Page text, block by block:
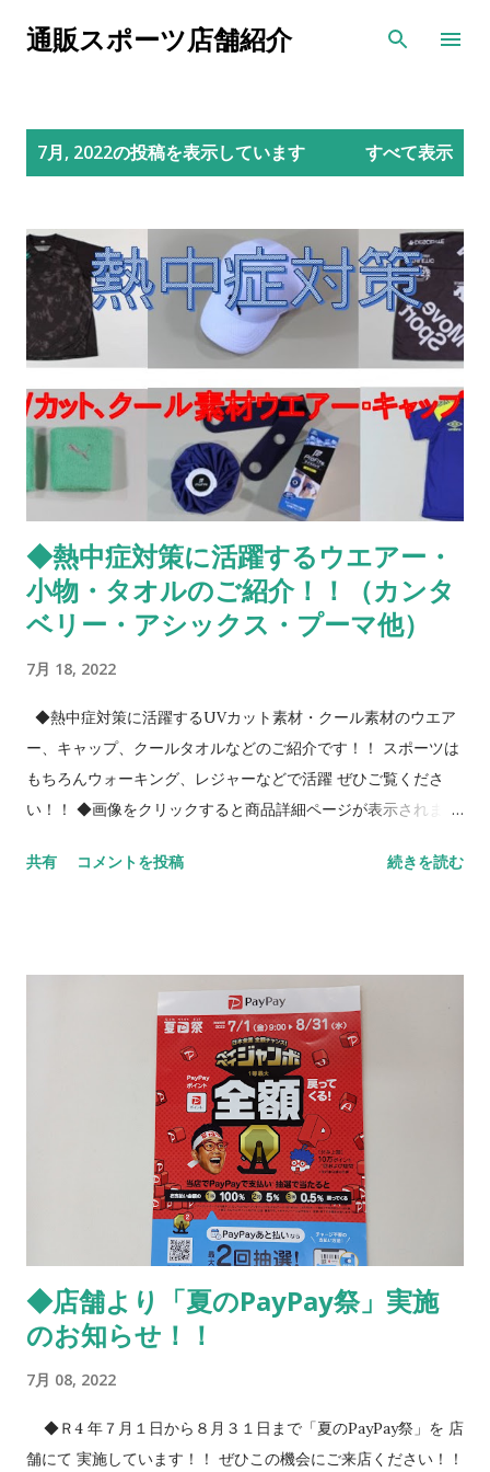
スキップしてメイン コンテンツに移動
通販スポーツ店舗紹介
7月, 2022の投稿を表示しています すべて表示
◆熱中症対策に活躍するウエアー・
小物・タオルのご紹介！！（カンタ
ベリー・アシックス・プーマ他）
7月 18, 2022
◆熱中症対策に活躍するUVカット素材・クール素材のウエア
ー、キャップ、クールタオルなどのご紹介です！！ スポーツは
もちろんウォーキング、レジャーなどで活躍 ぜひご覧くださ
い！！ ◆画像をクリックすると商品詳細ページが表示されます
います。ご了承ください ◆店舗・ネットショップ・外商で販売
を心がけ外に出る際は日傘や帽子を活用 ・少しでも体調に異変
を感じたら涼しい場所に移動し、水分を補給するなど 室内でも
熱中症に 気を付けながら、暑い夏を乗りきりましょう！！ ※店
舗・ネットショップでは、夏物商品をお買い得価格にて販売中
です！！ ネットショップはこちら
https://www.tuuhansp.com ご来店をお待ちしています！！
共有 コメントを投稿 続きを読む
◆店舗より「夏のPayPay祭」実施
のお知らせ！！
7月 08, 2022
◆Ｒ4 年７月１日から８月３１日まで「夏のPayPay祭」を 店
舗にて 実施しています！！ ぜひこの機会にご来店ください！！